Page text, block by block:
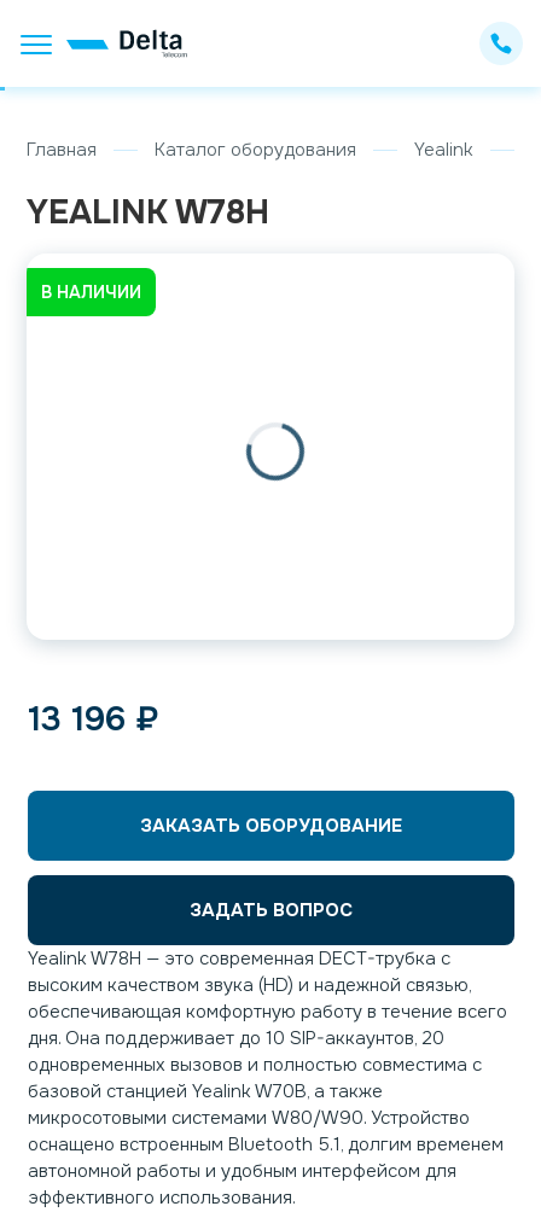
Главная Каталог оборудования Yealink
YEALINK W78H
В НАЛИЧИИ
Yealink W78H — это современная DECT-трубка с
высоким качеством звука (HD) и надежной связью,
обеспечивающая комфортную работу в течение всего
дня. Она поддерживает до 10 SIP-аккаунтов, 20
одновременных вызовов и полностью совместима с
базовой станцией Yealink W70B, а также
микросотовыми системами W80/W90. Устройство
оснащено встроенным Bluetooth 5.1, долгим временем
автономной работы и удобным интерфейсом для
эффективного использования.
13 196 ₽
ЗАКАЗАТЬ ОБОРУДОВАНИЕ
ЗАДАТЬ ВОПРОС